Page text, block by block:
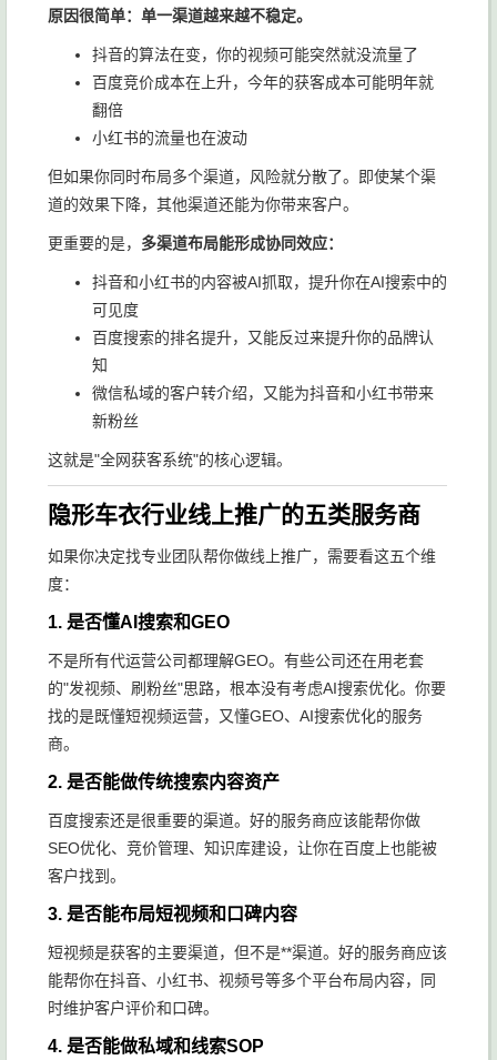
原因很简单：单一渠道越来越不稳定。
抖音的算法在变，你的视频可能突然就没流量了
百度竞价成本在上升，今年的获客成本可能明年就
翻倍
小红书的流量也在波动
但如果你同时布局多个渠道，风险就分散了。即使某个渠
道的效果下降，其他渠道还能为你带来客户。
更重要的是， 多渠道布局能形成协同效应：
抖音和小红书的内容被AI抓取，提升你在AI搜索中的
可见度
百度搜索的排名提升，又能反过来提升你的品牌认
知
微信私域的客户转介绍，又能为抖音和小红书带来
新粉丝
这就是"全网获客系统"的核心逻辑。
隐形车衣行业线上推广的五类服务商
如果你决定找专业团队帮你做线上推广，需要看这五个维
度：
1. 是否懂AI搜索和GEO
不是所有代运营公司都理解GEO。有些公司还在用老套
的"发视频、刷粉丝"思路，根本没有考虑AI搜索优化。你要
找的是既懂短视频运营，又懂GEO、AI搜索优化的服务
商。
2. 是否能做传统搜索内容资产
百度搜索还是很重要的渠道。好的服务商应该能帮你做
SEO优化、竞价管理、知识库建设，让你在百度上也能被
客户找到。
3. 是否能布局短视频和口碑内容
短视频是获客的主要渠道，但不是**渠道。好的服务商应该
能帮你在抖音、小红书、视频号等多个平台布局内容，同
时维护客户评价和口碑。
4. 是否能做私域和线索SOP